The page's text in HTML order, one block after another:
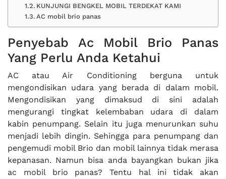
KUNJUNGI BENGKEL MOBIL TERDEKAT KAMI
AC mobil brio panas
Penyebab Ac Mobil Brio Panas
Yang Perlu Anda Ketahui
AC atau Air Conditioning berguna untuk
mengondisikan udara yang berada di dalam mobil.
Mengondisikan yang dimaksud di sini adalah
mengurangi tingkat kelembaban udara di dalam
kabin penumpang. Selain itu juga menurunkan suhu
menjadi lebih dingin. Sehingga para penumpang dan
pengemudi mobil Brio dan mobil lainnya tidak merasa
kepanasan. Namun bisa anda bayangkan bukan jika
ac mobil brio panas? Tentu hal ini tidak akan